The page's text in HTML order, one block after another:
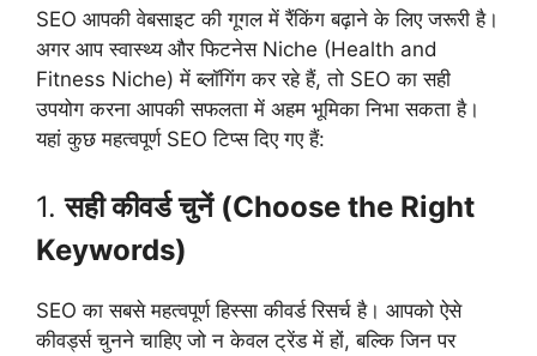
SEO आपकी वेबसाइट की गूगल में रैंकिंग बढ़ाने के लिए जरूरी है।
अगर आप स्वास्थ्य और फिटनेस Niche (Health and
Fitness Niche) में ब्लॉगिंग कर रहे हैं, तो SEO का सही
उपयोग करना आपकी सफलता में अहम भूमिका निभा सकता है।
यहां कुछ महत्वपूर्ण SEO टिप्स दिए गए हैं:
1.सही कीवर्ड चुनें (Choose the Right
Keywords)
SEO का सबसे महत्वपूर्ण हिस्सा कीवर्ड रिसर्च है। आपको ऐसे
कीवर्ड्स चुनने चाहिए जो न केवल ट्रेंड में हों, बल्कि जिन पर